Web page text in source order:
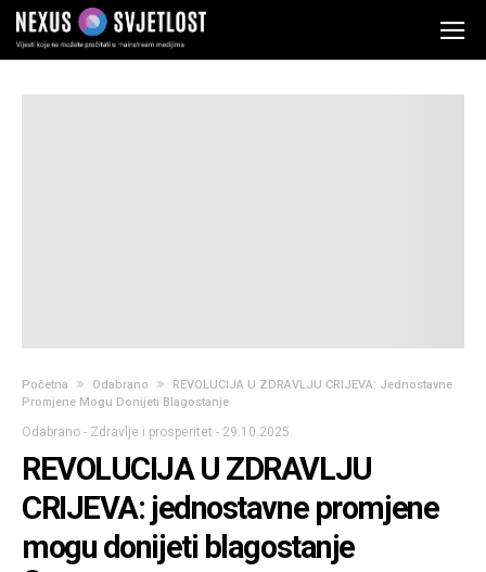
Početna Odabrano
REVOLUCIJA U ZDRAVLJU CRIJEVA: Jednostavne
Promjene Mogu Donijeti Blagostanje
Odabrano - Zdravlje i prosperitet - 29.10.2025.
REVOLUCIJA U ZDRAVLJU
CRIJEVA: jednostavne promjene
mogu donijeti blagostanje